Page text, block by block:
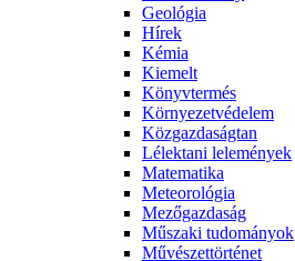
Geológia
Hírek
Kémia
Kiemelt
Könyvtermés
Környezetvédelem
Közgazdaságtan
Lélektani lelemények
Matematika
Meteorológia
Mezőgazdaság
Műszaki tudományok
Művészettörténet